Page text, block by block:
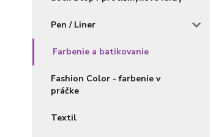
Pen / Liner
Farbenie a batikovanie
Fashion Color - farbenie v
práčke
Textil